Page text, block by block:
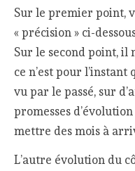
Sur le premier point,
« précision » ci-
Sur le second point, il
ce n’est pour l’instant
vu par le passé, sur
promesses
mettre des mois à
L’autre évolution du